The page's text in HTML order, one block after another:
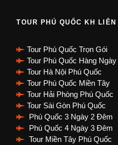
TOUR PHÚ QUỐC KH LIÊN
Tour Phú Quốc Trọn Gói
Tour Phú Quốc Hàng Ngày
Tour Hà Nội Phú Quốc
Tour Phú Quốc Miền Tây
Tour Hải Phòng Phú Quốc
Tour Sài Gòn Phú Quốc
Phú Quốc 3 Ngày 2 Đêm
Phú Quốc 4 Ngày 3 Đêm
Tour Miền Tây Phú Quốc